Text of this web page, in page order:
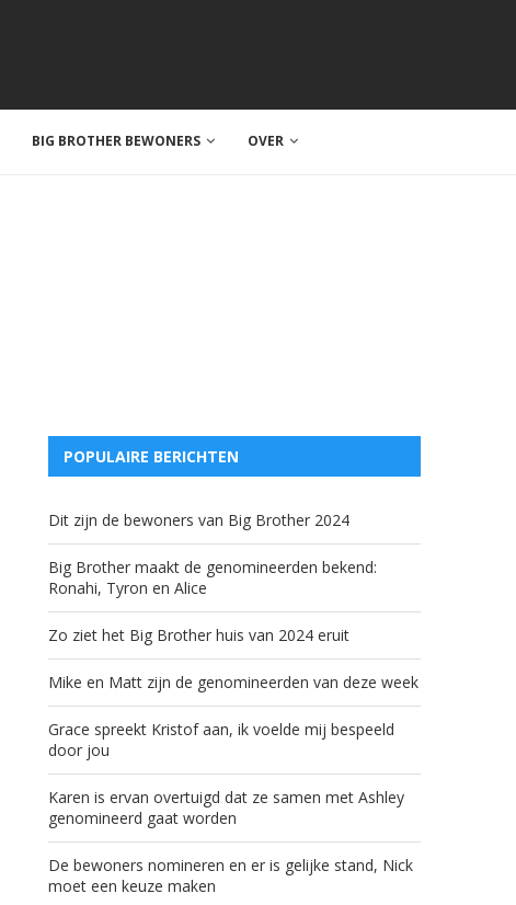
BIG BROTHER BEWONERS OVER
POPULAIRE BERICHTEN
Dit zijn de bewoners van Big Brother 2024
Big Brother maakt de genomineerden bekend:
Ronahi, Tyron en Alice
Zo ziet het Big Brother huis van 2024 eruit
Mike en Matt zijn de genomineerden van deze week
Grace spreekt Kristof aan, ik voelde mij bespeeld
door jou
Karen is ervan overtuigd dat ze samen met Ashley
genomineerd gaat worden
De bewoners nomineren en er is gelijke stand, Nick
moet een keuze maken